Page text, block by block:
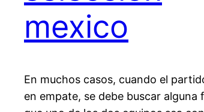
mexico
En muchos casos, cuando el
en empate, se debe buscar alguna